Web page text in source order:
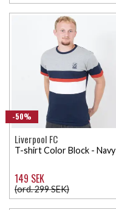
-50%
Liverpool FC
T-shirt Color Block - Navy
149 SEK
(ord. 299 SEK)